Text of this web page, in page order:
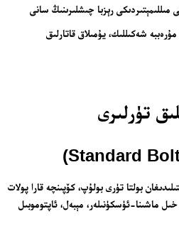
مىللىمېتىردىكى رېزبا چىشلىرىنىڭ سانى
بولتا تۈرى بولۇپ، كۆپىنچە قارا پولات
ماشىنا-ئۈسكۈنىلەر، مېبەل، ئاپتوموبىل